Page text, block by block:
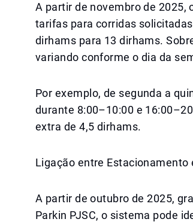
A partir de novembro de 2025,
tarifas para corridas
dirhams para 13 dirhams.
variando conforme o dia da
Por exemplo, de segunda a
durante 8:00–10:00 e
extra de 4,5 dirhams.
Ligação entre Estacionamento
A partir de outubro de 2025,
Parkin PJSC, o sistema pode